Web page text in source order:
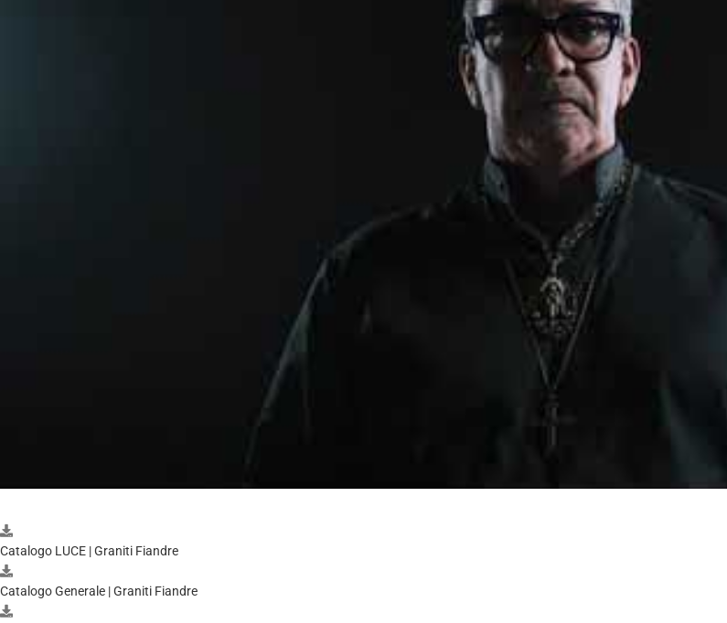
Catalogo LUCE | Graniti Fiandre
Catalogo Generale | Graniti Fiandre